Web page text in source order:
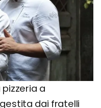
a
dai fratelli